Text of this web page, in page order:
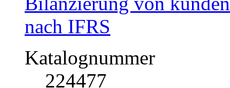
Bilanzierung von
nach IFRS